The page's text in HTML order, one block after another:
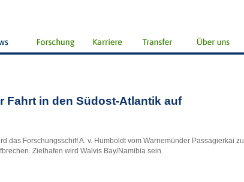
Fahrt in den Südost-Atlantik auf
das Forschungsschiff A. v. Humboldt vom Warnemünder Passagierkai zu
Zielhafen wird Walvis Bay/Namibia sein.